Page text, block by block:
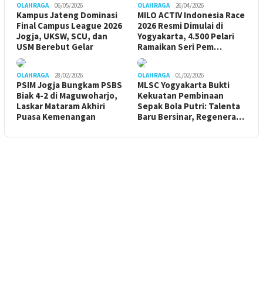
OLAHRAGA 06/05/2026
Kampus Jateng Dominasi
Final Campus League 2026
Jogja, UKSW, SCU, dan
USM Berebut Gelar
OLAHRAGA 26/04/2026
MILO ACTIV Indonesia Race
2026 Resmi Dimulai di
Yogyakarta, 4.500 Pelari
Ramaikan Seri Pem…
OLAHRAGA 28/02/2026
PSIM Jogja Bungkam PSBS
Biak 4-2 di Maguwoharjo,
Laskar Mataram Akhiri
Puasa Kemenangan
OLAHRAGA 01/02/2026
MLSC Yogyakarta Bukti
Kekuatan Pembinaan
Sepak Bola Putri: Talenta
Baru Bersinar, Regenera…